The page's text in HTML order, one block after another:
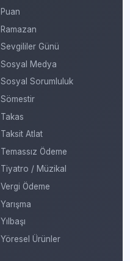
Puan
Ramazan
Sevgililer Günü
Sosyal Medya
Sosyal Sorumluluk
Sömestir
Takas
Taksit Atlat
Temassız Ödeme
Tiyatro / Müzikal
Vergi Ödeme
Yarışma
Yılbaşı
Yöresel Ürünler